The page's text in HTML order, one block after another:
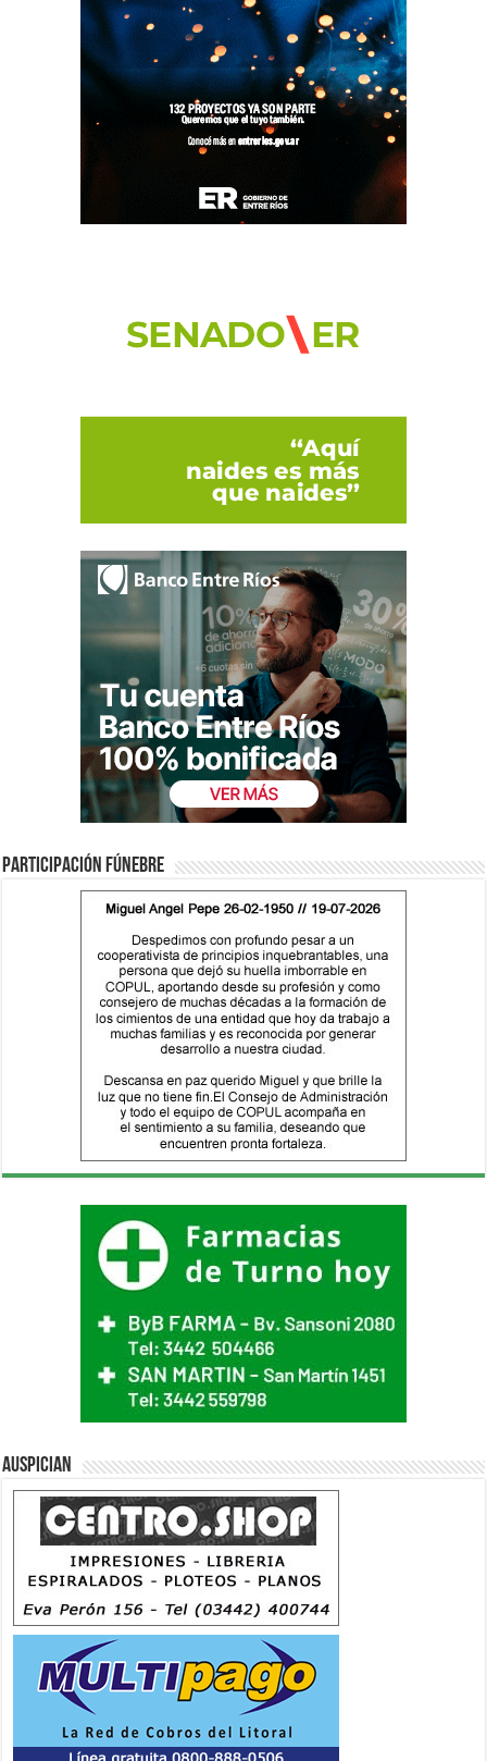
Participación fúnebre
Auspician